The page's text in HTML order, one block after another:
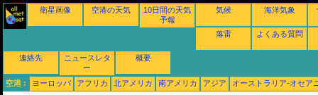
衛星画像 空港の天気
10日間の天気
予報
気候 海洋気象
落雷 よくある質問
連絡先
ニュースレタ
ー
概要
空港 : ヨーロッパ アフリカ 北アメリカ 南アメリカ アジア オーストラリア-オセア